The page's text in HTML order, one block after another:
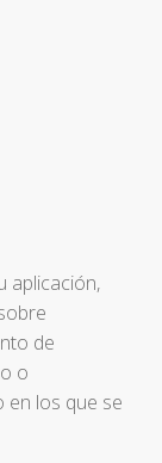
aplicación,
de
o
en los que se